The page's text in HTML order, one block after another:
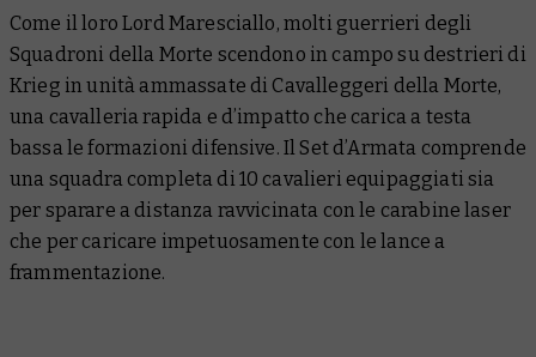
Come il loro Lord Maresciallo, molti guerrieri degli
Squadroni della Morte scendono in campo su destrieri di
Krieg in unità ammassate di Cavalleggeri della Morte,
una cavalleria rapida e d’impatto che carica a testa
bassa le formazioni difensive. Il Set d’Armata comprende
una squadra completa di 10 cavalieri equipaggiati sia
per sparare a distanza ravvicinata con le carabine laser
che per caricare impetuosamente con le lance a
frammentazione.